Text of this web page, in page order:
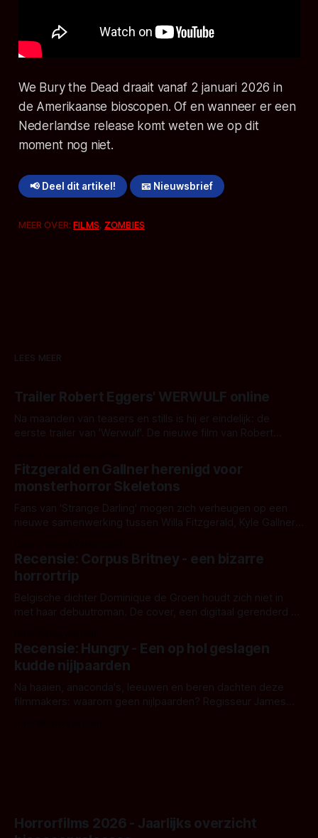
We Bury the Dead draait vanaf 2 januari 2026 in
de Amerikaanse bioscopen. Of en wanneer er een
Nederlandse release komt weten we op dit
moment nog niet.
📢 Deel dit artikel! 📧 Nieuwsbrief
MEER OVER:FILMS, ZOMBIES
LEES MEER
Trailer Robert Eggers' WERWULF online
Na maanden van teasers en stills is hij er eindelijk: de
eerste trailer van 'Werwulf'. De nieuwe film van Robert
kille stijl vol folklore en mythe. Het topic deze keer is (kon
het het al raden?)... de weerwolf. Kijk je mee?
Fitzgerald en Gallner herenigd voor
monsterhorror Skeletons
Fans van 'Strange Darling' mogen zich verheugen op een
nieuwe samenwerking tussen Willa Fitzgerald, Kyle Gallner
'Skeletons', een nieuwe creature feature waarvoor de
opnames zijn gestart in Australië.
Recensie: Corpus Britney - een bizarre
horrortrip
Belgische dichter Dominique de Groen houdt zich niet in
met haar debuutroman. De cover, een digitaal gerenderd en
achtergrond, belooft iets kleurrijks maar onheilspellends,
iets ongrijpbaars. En dat maakt De Groen met ieder woord
waar.
Recensie: Hungry - Een op hol geslagen
kudde nijlpaarden
Na haaien, anaconda's, leeuwen en beren dachten deze
filmmakers: waarom geen nijlpaarden? Regisseur James
Horrorfilms 2026 - Jaarlijks overzicht